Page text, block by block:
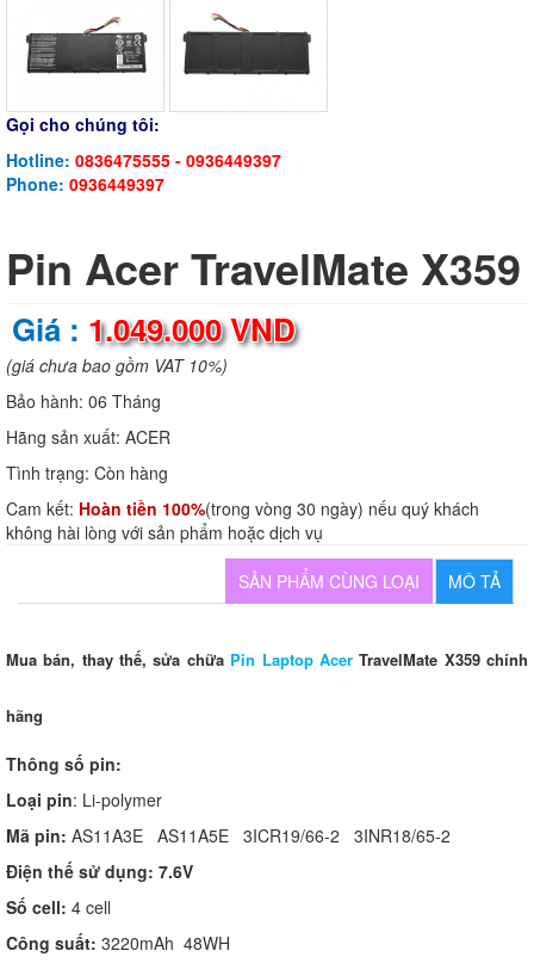
Gọi cho chúng tôi:
Hotline: 0836475555 - 0936449397
Phone: 0936449397
Pin Acer TravelMate X359
Giá : 1.049.000 VND
(giá chưa bao gồm VAT 10%)
Bảo hành: 06 Tháng
Hãng sản xuất: ACER
Tình trạng: Còn hàng
Cam kết: Hoàn tiền 100%(trong vòng 30 ngày) nếu quý khách
không hài lòng với sản phẩm hoặc dịch vụ
MÔ TẢ
SẢN PHẨM CÙNG LOẠI
Mua bán, thay thế, sửa chữa Pin Laptop AcerTravelMate X359 chính
hãng
Thông số pin:
Loại pin: Li-polymer
Mã pin: AS11A3E AS11A5E 3ICR19/66-2 3INR18/65-2
Điện thế sử dụng: 7.6V
Số cell: 4 cell
Công suất: 3220mAh 48WH